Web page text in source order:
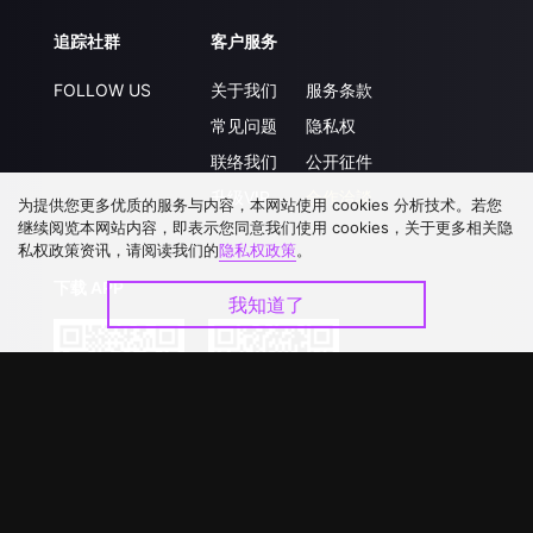
追踪社群
FOLLOW US
客户服务
关于我们
常见问题
联络我们
升级VIP
服务条款
隐私权
公开征件
合作洽談
下载 APP
为提供您更多优质的服务与内容，本网站使用 cookies 分析技术。若您
继续阅览本网站内容，即表示您同意我们使用 cookies，关于更多相关隐
私权政策资讯，请阅读我们的隐私权政策。
我知道了